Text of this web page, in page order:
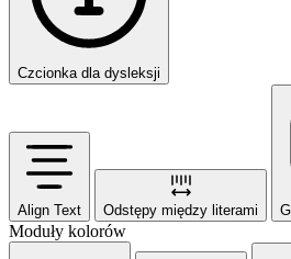
Czcionka dla dysleksji
Align Text Odstępy między literami
Moduły kolorów